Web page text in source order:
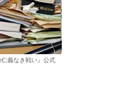
義なき戦い』公式